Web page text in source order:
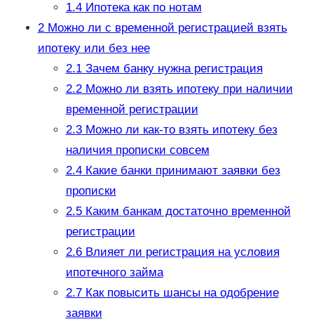
1.4Ипотека как по нотам
2Можно ли с временной регистрацией взять
ипотеку или без нее
2.1Зачем банку нужна регистрация
2.2Можно ли взять ипотеку при наличии
временной регистрации
2.3Можно ли как-то взять ипотеку без
наличия прописки совсем
2.4Какие банки принимают заявки без
прописки
2.5Каким банкам достаточно временной
регистрации
2.6Влияет ли регистрация на условия
ипотечного займа
2.7Как повысить шансы на одобрение
заявки